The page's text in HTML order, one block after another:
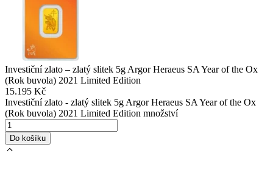
Investiční zlato – zlatý slitek 5g Argor Heraeus SA Year of the Ox
(Rok buvola) 2021 Limited Edition
15.195 Kč
Investiční zlato - zlatý slitek 5g Argor Heraeus SA Year of the Ox
(Rok buvola) 2021 Limited Edition množství
Do košíku